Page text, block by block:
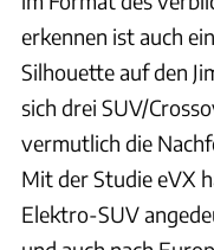
erkennen ist auch
Silhouette auf den
sich drei SUV/
vermutlich die
Mit der Studie eVX
Elektro-SUV